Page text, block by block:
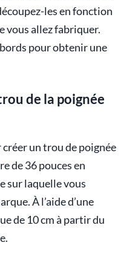
les en fonction
vous allez fabriquer.
pour obtenir une
de la poignée
un trou de poignée
de 36 pouces en
sur laquelle vous
À l’aide d’une
de 10 cm à partir du